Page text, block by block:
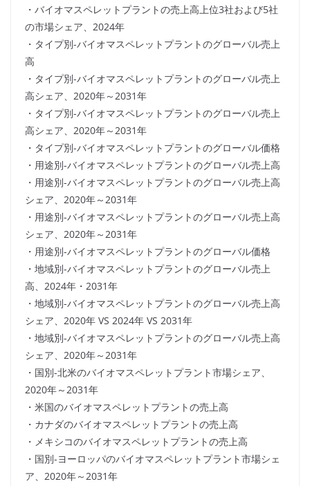
・バイオマスペレットプラントの売上高上位3社および5社
の市場シェア、2024年
・タイプ別-バイオマスペレットプラントのグローバル売上
高
・タイプ別-バイオマスペレットプラントのグローバル売上
高シェア、2020年～2031年
・タイプ別-バイオマスペレットプラントのグローバル売上
高シェア、2020年～2031年
・タイプ別-バイオマスペレットプラントのグローバル価格
・用途別-バイオマスペレットプラントのグローバル売上高
・用途別-バイオマスペレットプラントのグローバル売上高
シェア、2020年～2031年
・用途別-バイオマスペレットプラントのグローバル売上高
シェア、2020年～2031年
・用途別-バイオマスペレットプラントのグローバル価格
・地域別-バイオマスペレットプラントのグローバル売上
高、2024年・2031年
・地域別-バイオマスペレットプラントのグローバル売上高
シェア、2020年 VS 2024年 VS 2031年
・地域別-バイオマスペレットプラントのグローバル売上高
シェア、2020年～2031年
・国別-北米のバイオマスペレットプラント市場シェア、
2020年～2031年
・米国のバイオマスペレットプラントの売上高
・カナダのバイオマスペレットプラントの売上高
・メキシコのバイオマスペレットプラントの売上高
・国別-ヨーロッパのバイオマスペレットプラント市場シェ
ア、2020年～2031年